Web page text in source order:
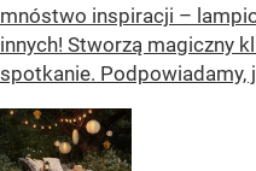
mnóstwo inspiracji –
innych! Stworzą magiczny
spotkanie. Podpowiadamy,